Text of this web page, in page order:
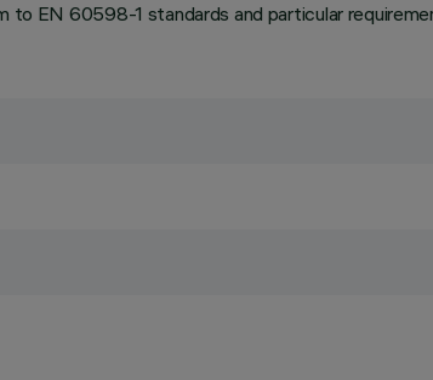
EN 60598-1 standards and particular